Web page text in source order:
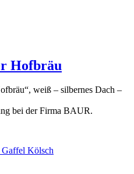
Hofbräu
weiß – silbernes Dach –
bei der Firma BAUR.
Kölsch